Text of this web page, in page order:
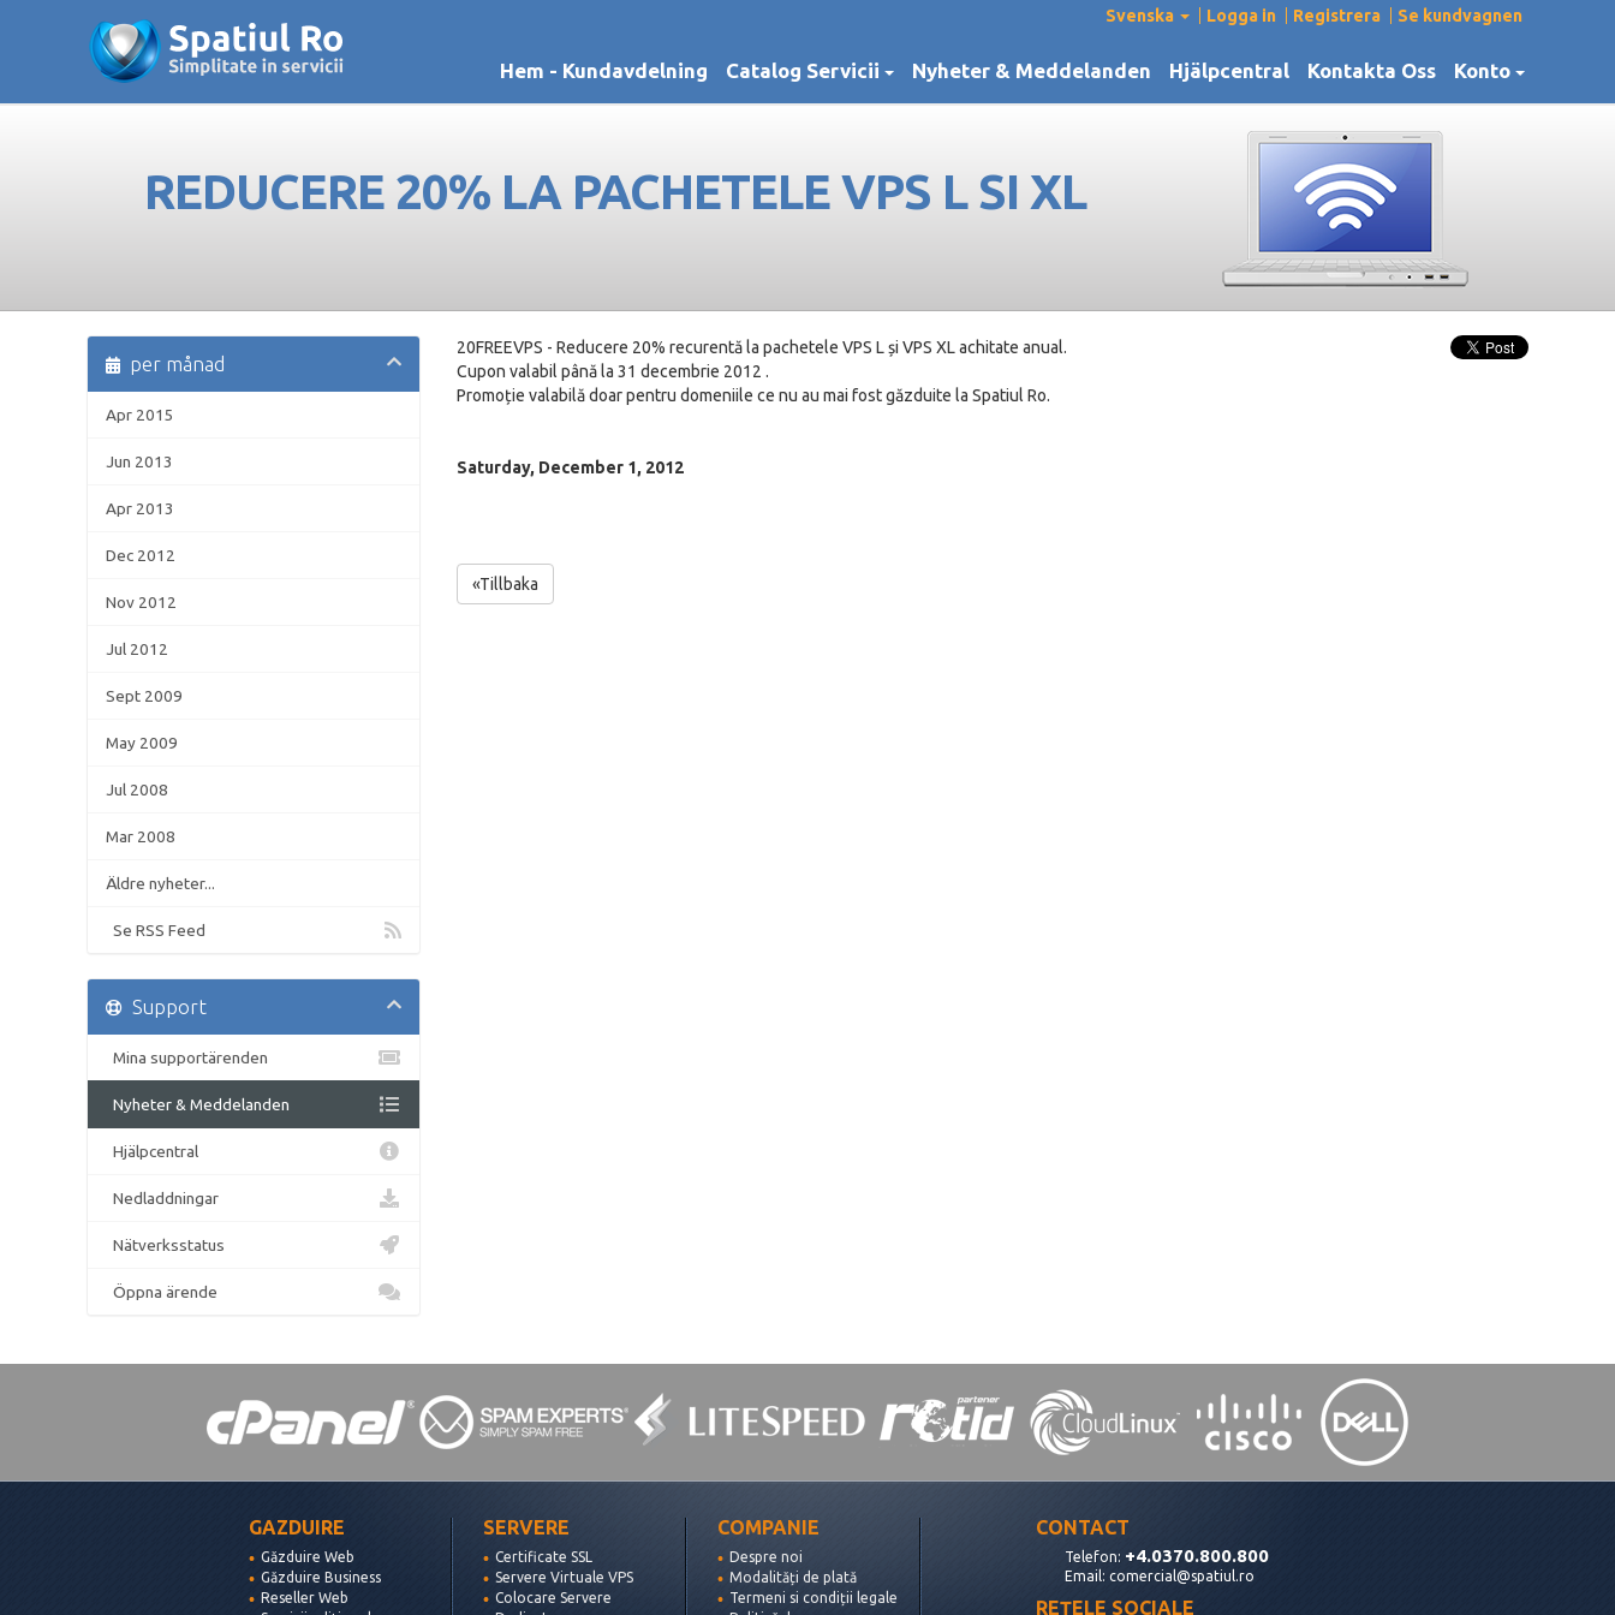
Svenska Logga in Registrera Se kundvagnen
Hem - Kundavdelning Catalog Servicii Nyheter & Meddelanden Hjälpcentral Kontakta Oss Konto
REDUCERE 20% LA PACHETELE VPS L SI XL
per månad
Apr 2015
Jun 2013
Apr 2013
Dec 2012
Nov 2012
Jul 2012
Sept 2009
May 2009
Jul 2008
Mar 2008
Äldre nyheter...
Se RSS Feed
20FREEVPS - Reducere 20% recurentă la pachetele VPS L și VPS XL achitate anual.
Cupon valabil până la 31 decembrie 2012 .
Promoție valabilă doar pentru domeniile ce nu au mai fost găzduite la Spatiul Ro.
Saturday, December 1, 2012
«Tillbaka
Support
Mina supportärenden
Nyheter & Meddelanden
Hjälpcentral
Nedladdningar
Nätverksstatus
Öppna ärende
GAZDUIRE
Găzduire Web
Găzduire Business
Reseller Web
SERVERE
Certificate SSL
Servere Virtuale VPS
Colocare Servere
COMPANIE
Despre noi
Modalități de plată
Termeni si condiții legale
CONTACT
Telefon: +4.0370.800.800
Email: comercial@spatiul.ro
REȚELE SOCIALE